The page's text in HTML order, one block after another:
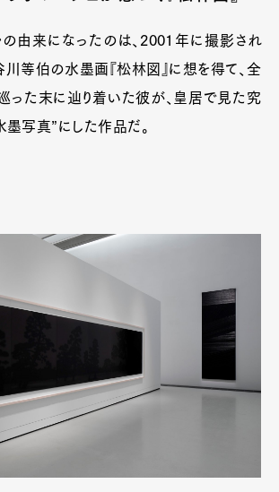
の由来になったのは、2001年に撮影され
川等伯の水墨画『松林図』に想を得て、全
った末に辿り着いた彼が、皇居で見た究
写真”にした作品だ。